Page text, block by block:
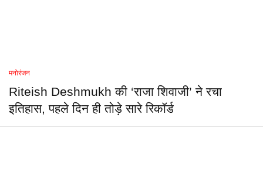
मनोरंजन
Riteish Deshmukh की ‘राजा शिवाजी’ ने रचा
इतिहास, पहले दिन ही तोड़े सारे रिकॉर्ड